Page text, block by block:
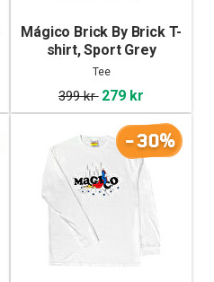
Mágico Brick By Brick T-
shirt, Sport Grey
Tee
399 kr 279 kr
-30%